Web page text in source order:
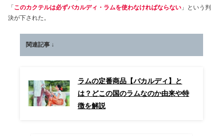
「このカクテルは必ずバカルディ・ラムを使わなければならない 」という判
決が下された。
関連記事 ↓
ラムの定番商品【バカルディ】と
は？どこの国のラムなのか由来や特
徴を解説